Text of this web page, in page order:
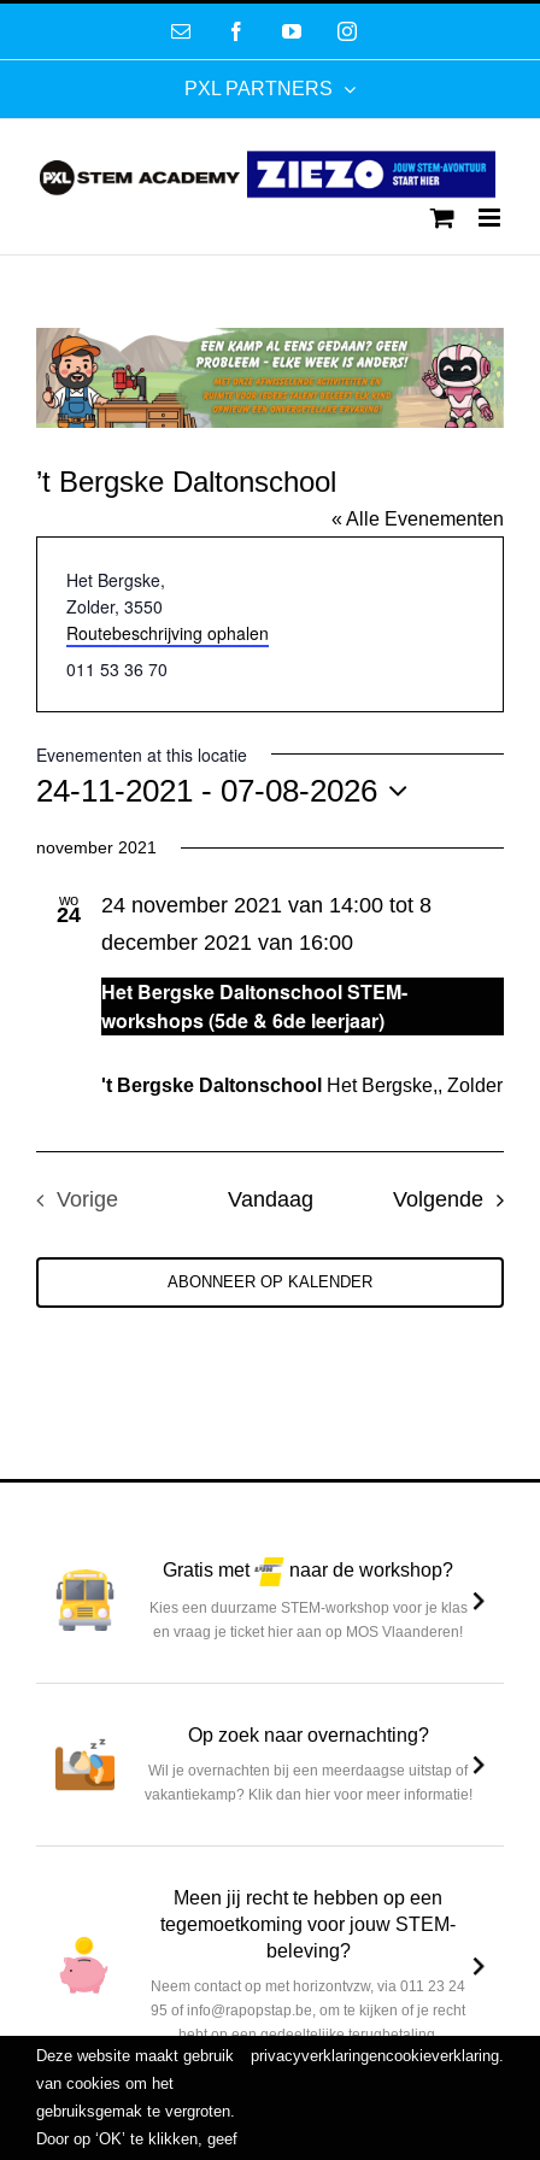
E-
FacebookYouTubeInstagram
PXL PARTNERS
’t Bergske Daltonschool
« Alle Evenementen
Adres
Het Bergske,
Zolder, 3550
Routebeschrijving ophalen
Telefoon
011 53 36 70
Evenementen at this locatie
24-11-2021 - 07-08-2026
een
november 2021
wo
24
Het Bergske Daltonschool STEM-
workshops (5de & 6de leerjaar)
24 november 2021 van 14:00 tot 8
december 2021 van 16:00
't Bergske Daltonschool Het Bergske,, Zolder
Vorige
Vandaag Volgende
ABONNEER OP KALENDER
Gratis met naar de workshop?
Kies een duurzame STEM-workshop voor je klas
en vraag je ticket hier aan op MOS Vlaanderen!
Op zoek naar overnachting?
Wil je overnachten bij een meerdaagse uitstap of
vakantiekamp? Klik dan hier voor meer informatie!
Meen jij recht te hebben op een
tegemoetkoming voor jouw STEM-
beleving?
Neem contact op met horizontvzw, via 011 23 24
95 of info@rapopstap.be, om te kijken of je recht
hebt op een gedeeltelijke terugbetaling.
Deze website maakt gebruik
van cookies om het
gebruiksgemak te vergroten.
Door op ‘OK’ te klikken, geef
privacyverklaringencookieverklaring.